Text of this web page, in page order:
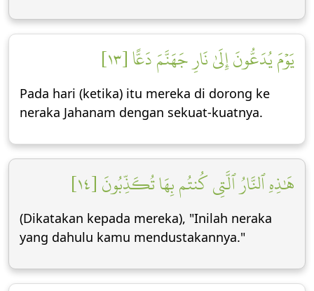
يَوۡمَ يُدَعُّونَ إِلَىٰ نَارِ جَهَنَّمَ دَعًّا [١٣]
Pada hari (ketika) itu mereka di dorong ke
neraka Jahanam dengan sekuat-kuatnya.
هَٰذِهِ ٱلنَّارُ ٱلَّتِي كُنتُم بِهَا تُكَذِّبُونَ [١٤]
(Dikatakan kepada mereka), "Inilah neraka
yang dahulu kamu mendustakannya."